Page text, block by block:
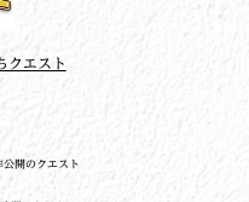
クエスト
開のクエスト